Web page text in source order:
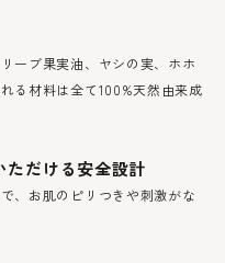
ーブ果実油、ヤシの実、ホホ
る材料は全て100%天然由来成
ただける安全設計
、お肌のピリつきや刺激がな